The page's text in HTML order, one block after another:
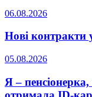
06.08.2026
Нові контракти
05.08.2026
Я –